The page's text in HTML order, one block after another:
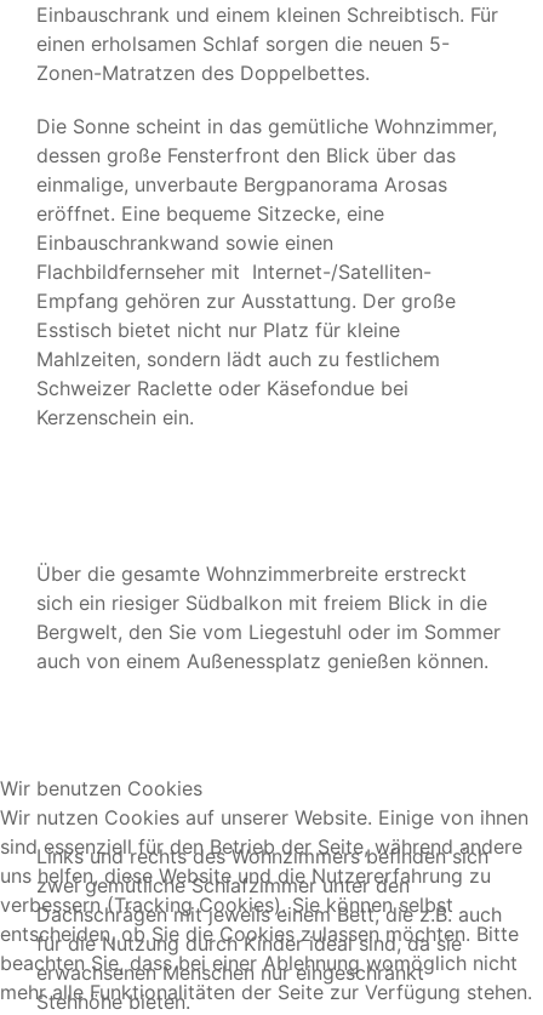
Einbauschrank und einem kleinen Schreibtisch. Für
einen erholsamen Schlaf sorgen die neuen 5-
Zonen-Matratzen des Doppelbettes.
Die Sonne scheint in das gemütliche Wohnzimmer,
dessen große Fensterfront den Blick über das
einmalige, unverbaute Bergpanorama Arosas
eröffnet. Eine bequeme Sitzecke, eine
Einbauschrankwand sowie einen
Flachbildfernseher mit Internet-/Satelliten-
Empfang gehören zur Ausstattung. Der große
Esstisch bietet nicht nur Platz für kleine
Mahlzeiten, sondern lädt auch zu festlichem
Schweizer Raclette oder Käsefondue bei
Kerzenschein ein.
Über die gesamte Wohnzimmerbreite erstreckt
sich ein riesiger Südbalkon mit freiem Blick in die
Bergwelt, den Sie vom Liegestuhl oder im Sommer
auch von einem Außenessplatz genießen können.
Links und rechts des Wohnzimmers befinden sich
zwei gemütliche Schlafzimmer unter den
Dachschrägen mit jeweils einem Bett, die z.B. auch
für die Nutzung durch Kinder ideal sind, da sie
erwachsenen Menschen nur eingeschränkt
Stehhöhe bieten.
Wir benutzen Cookies
Wir nutzen Cookies auf unserer Website. Einige von ihnen
sind essenziell für den Betrieb der Seite, während andere
uns helfen, diese Website und die Nutzererfahrung zu
verbessern (Tracking Cookies). Sie können selbst
entscheiden, ob Sie die Cookies zulassen möchten. Bitte
beachten Sie, dass bei einer Ablehnung womöglich nicht
mehr alle Funktionalitäten der Seite zur Verfügung stehen.